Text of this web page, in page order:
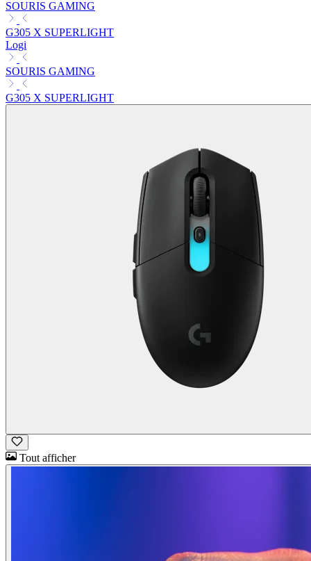
SOURIS GAMING
G305 X SUPERLIGHT
Logi
SOURIS GAMING
G305 X SUPERLIGHT
Tout afficher